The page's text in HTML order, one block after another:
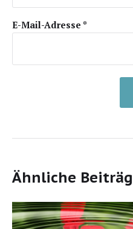
E-Mail-Adresse *
Ähnliche